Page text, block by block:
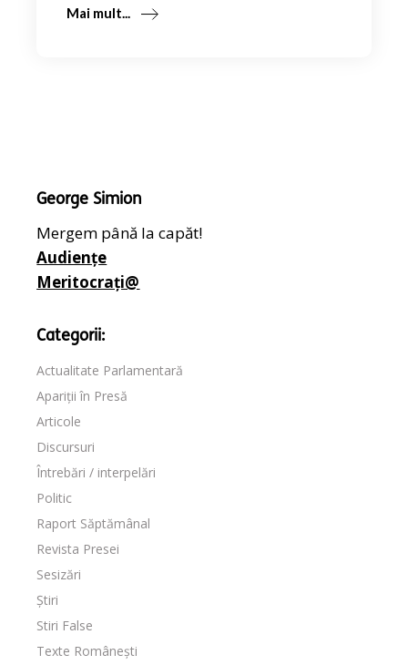
Mai mult...
George Simion
Mergem până la capăt!
Audiențe
Meritocrați@
Categorii:
Actualitate Parlamentară
Apariții în Presă
Articole
Discursuri
Întrebări / interpelări
Politic
Raport Săptămânal
Revista Presei
Sesizări
Știri
Stiri False
Texte Românești